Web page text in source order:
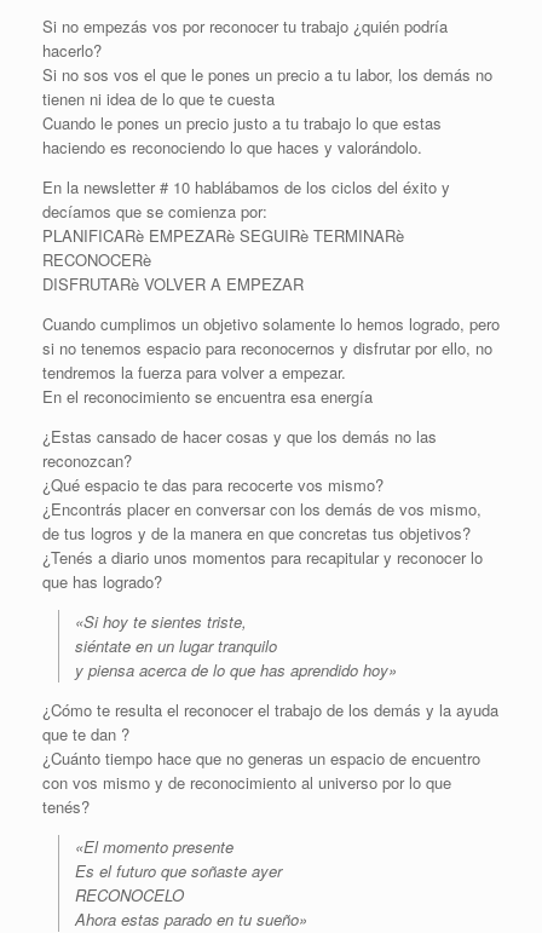
Si no empezás vos por reconocer tu trabajo ¿quién podría
hacerlo?
Si no sos vos el que le pones un precio a tu labor, los demás no
tienen ni idea de lo que te cuesta
Cuando le pones un precio justo a tu trabajo lo que estas
haciendo es reconociendo lo que haces y valorándolo.
En la newsletter # 10 hablábamos de los ciclos del éxito y
decíamos que se comienza por:
PLANIFICARè EMPEZARè SEGUIRè TERMINARè
RECONOCERè
DISFRUTARè VOLVER A EMPEZAR
Cuando cumplimos un objetivo solamente lo hemos logrado, pero
si no tenemos espacio para reconocernos y disfrutar por ello, no
tendremos la fuerza para volver a empezar.
En el reconocimiento se encuentra esa energía
¿Estas cansado de hacer cosas y que los demás no las
reconozcan?
¿Qué espacio te das para recocerte vos mismo?
¿Encontrás placer en conversar con los demás de vos mismo,
de tus logros y de la manera en que concretas tus objetivos?
¿Tenés a diario unos momentos para recapitular y reconocer lo
que has logrado?
«Si hoy te sientes triste,
siéntate en un lugar tranquilo
y piensa acerca de lo que has aprendido hoy»
¿Cómo te resulta el reconocer el trabajo de los demás y la ayuda
que te dan ?
¿Cuánto tiempo hace que no generas un espacio de encuentro
con vos mismo y de reconocimiento al universo por lo que
tenés?
«El momento presente
Es el futuro que soñaste ayer
RECONOCELO
Ahora estas parado en tu sueño»